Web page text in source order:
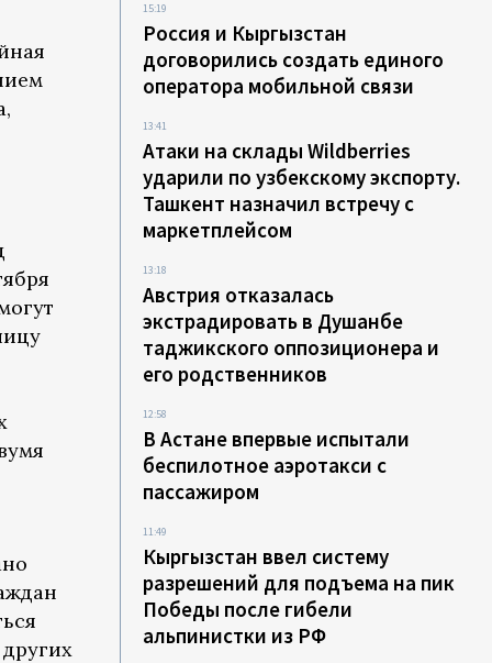
15:19
Россия и Кыргызстан
договорились создать единого
оператора мобильной связи
13:41
Атаки на склады Wildberries
ударили по узбекскому экспорту.
Ташкент назначил встречу с
маркетплейсом
13:18
Австрия отказалась
экстрадировать в Душанбе
таджикского оппозиционера и
его родственников
12:58
В Астане впервые испытали
беспилотное аэротакси с
пассажиром
11:49
Кыргызстан ввел систему
разрешений для подъема на пик
Победы после гибели
альпинистки из РФ